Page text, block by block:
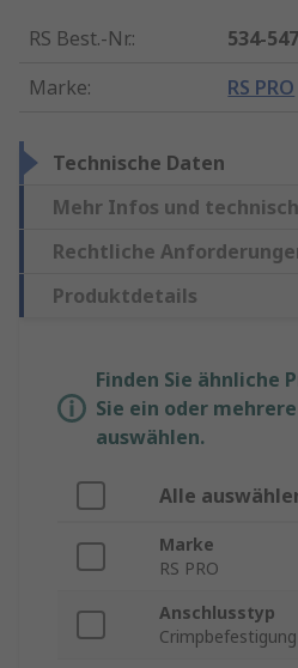
RS Best.-Nr.:
534-547
Marke: RS PRO
Technische Daten
Mehr Infos und
Rechtliche
Produktdetails
Finden Sie ähnliche
Sie ein oder
auswählen.
Alle
Marke
RS PRO
Anschlusstyp
Crimpbefestigung